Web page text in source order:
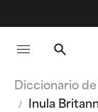
Diccionario
Inula